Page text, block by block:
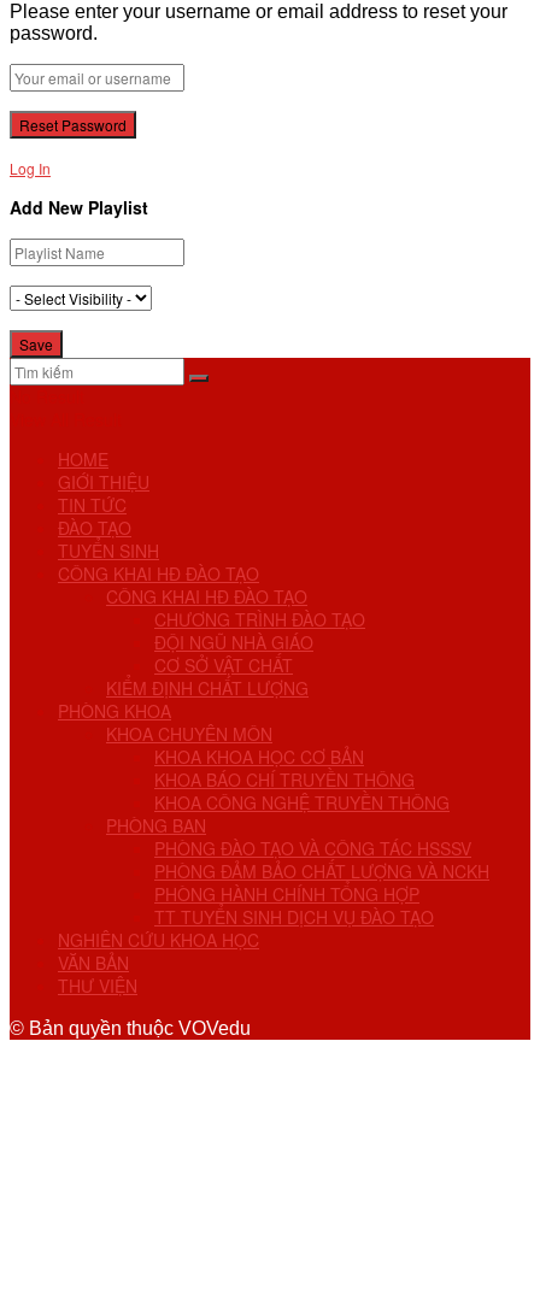
Please enter your username or email address to reset your
password.
Log In
Add New Playlist
HOME
GIỚI THIỆU
TIN TỨC
ĐÀO TẠO
TUYỂN SINH
CÔNG KHAI HĐ ĐÀO TẠO
CÔNG KHAI HĐ ĐÀO TẠO
CHƯƠNG TRÌNH ĐÀO TẠO
ĐỘI NGŨ NHÀ GIÁO
CƠ SỞ VẬT CHẤT
KIỂM ĐỊNH CHẤT LƯỢNG
PHÒNG KHOA
KHOA CHUYÊN MÔN
KHOA KHOA HỌC CƠ BẢN
KHOA BÁO CHÍ TRUYỀN THÔNG
KHOA CÔNG NGHỆ TRUYỀN THÔNG
PHÒNG BAN
PHÒNG ĐÀO TẠO VÀ CÔNG TÁC HSSSV
PHÒNG ĐẢM BẢO CHẤT LƯỢNG VÀ NCKH
PHÒNG HÀNH CHÍNH TỔNG HỢP
TT TUYỂN SINH DỊCH VỤ ĐÀO TẠO
NGHIÊN CỨU KHOA HỌC
VĂN BẢN
THƯ VIỆN
© Bản quyền thuộc VOVedu